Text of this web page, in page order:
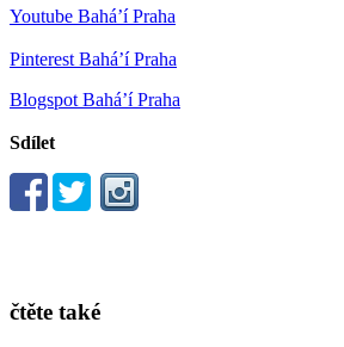
Youtube Bahá’í Praha
Pinterest Bahá’í Praha
Blogspot Bahá’í Praha
Sdílet
čtěte také